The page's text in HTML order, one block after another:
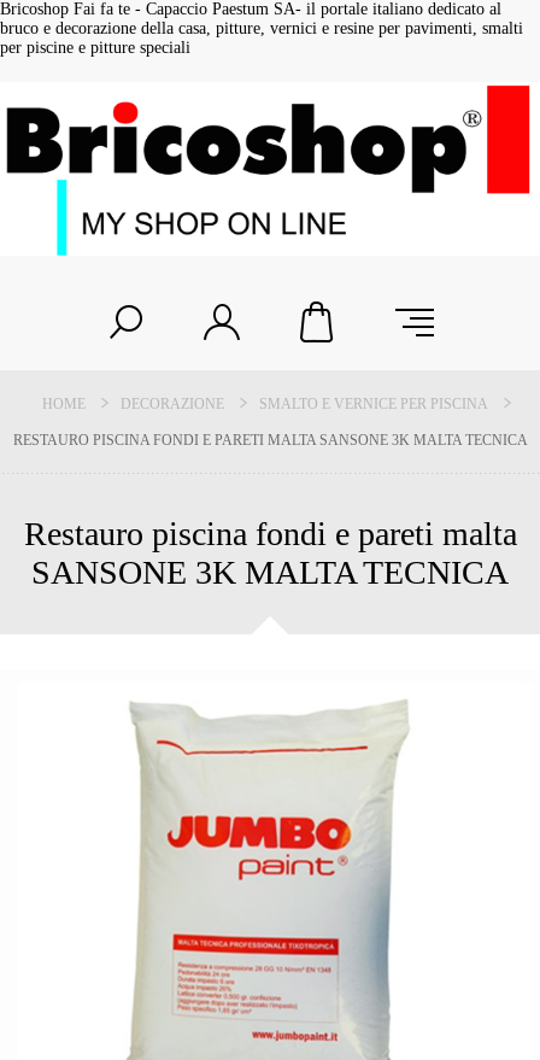
Bricoshop Fai fa te - Capaccio Paestum SA- il portale italiano dedicato al
bruco e decorazione della casa, pitture, vernici e resine per pavimenti, smalti
per piscine e pitture speciali
HOME DECORAZIONE SMALTO E VERNICE PER PISCINA
RESTAURO PISCINA FONDI E PARETI MALTA SANSONE 3K MALTA TECNICA
Restauro piscina fondi e pareti malta
SANSONE 3K MALTA TECNICA